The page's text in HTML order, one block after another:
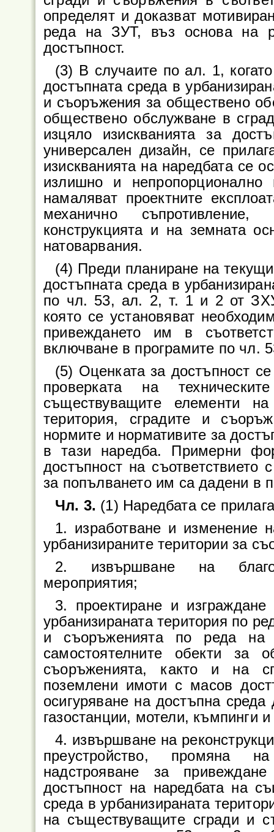
определят и доказват
реда на ЗУТ, въз основа на
достъпност.
(3) В случаите по ал. 1,
достъпната среда в
и съоръжения за обществено
обществено обслужване в
изцяло изискванията за
универсален дизайн, се
изискванията на наредбата се
излишно и
намаляват проектните
механично
конструкцията и на земната
натоварвания.
(4) Преди планиране на
достъпната среда в
по чл. 53, ал. 2, т. 1 и 2 от
която се установяват
привеждането им в
включване в програмите по чл.
(5) Оценката за достъпност
проверката на
съществуващите елементи
територия, сградите и
нормите и нормативите за
в тази наредба. Примерни
достъпност на съответствието
за попълването им са дадени в
Чл. 3. (1) Наредбата се
1. изработване и изменение
урбанизираните територии за
2. извършване на
мероприятия;
3. проектиране и
урбанизираната територия по
и съоръженията по реда
самостоятелните обекти за
съоръженията, както и на
поземлени имоти с масов
осигуряване на достъпна
газостанции, мотели, къмпинги
4. извършване на
преустройство, промяна
надстрояване за
достъпност на наредбата на
среда в урбанизираната
на съществуващите сгради и